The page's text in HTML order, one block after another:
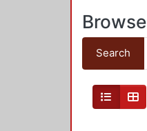
Browse
Search